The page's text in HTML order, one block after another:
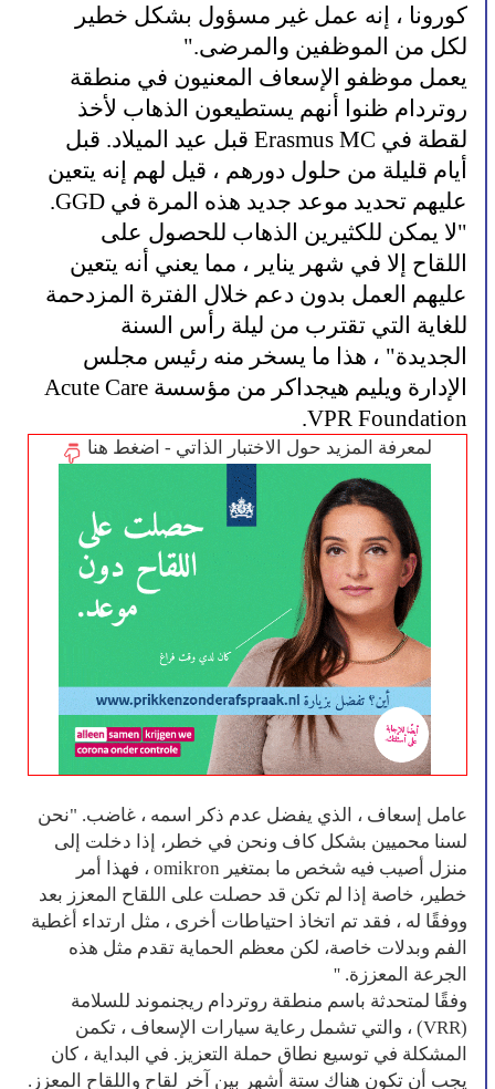
كورونا ، إنه عمل غير مسؤول بشكل خطير
لكل من الموظفين والمرضى."
يعمل موظفو الإسعاف المعنيون في منطقة
روتردام ظنوا أنهم يستطيعون الذهاب لأخذ
لقطة في Erasmus MC قبل عيد الميلاد. قبل
أيام قليلة من حلول دورهم ، قيل لهم إنه يتعين
عليهم تحديد موعد جديد هذه المرة في GGD.
"لا يمكن للكثيرين الذهاب للحصول على
اللقاح إلا في شهر يناير ، مما يعني أنه يتعين
عليهم العمل بدون دعم خلال الفترة المزدحمة
للغاية التي تقترب من ليلة رأس السنة
الجديدة" ، هذا ما يسخر منه رئيس مجلس
الإدارة ويليم هيجداكر من مؤسسة Acute Care
VPR Foundation.
لمعرفة المزيد حول الاختبار الذاتي - اضغط هنا
عامل إسعاف ، الذي يفضل عدم ذكر اسمه ، غاضب. "نحن
لسنا محميين بشكل كاف ونحن في خطر، إذا دخلت إلى
منزل أصيب فيه شخص ما بمتغير omikron ، فهذا أمر
خطير، خاصة إذا لم تكن قد حصلت على اللقاح المعزز بعد
ووفقًا له ، فقد تم اتخاذ احتياطات أخرى ، مثل ارتداء أغطية
الفم وبدلات خاصة، لكن معظم الحماية تقدم مثل هذه
الجرعة المعززة. ''
وفقًا لمتحدثة باسم منطقة روتردام ريجنموند للسلامة
(VRR) ، والتي تشمل رعاية سيارات الإسعاف ، تكمن
المشكلة في توسيع نطاق حملة التعزيز. في البداية ، كان
يجب أن تكون هناك ستة أشهر بين آخر لقاح واللقاح المعزز.